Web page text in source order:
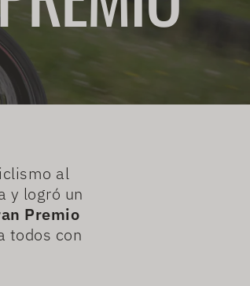
al
y logró un
Premio
todos con